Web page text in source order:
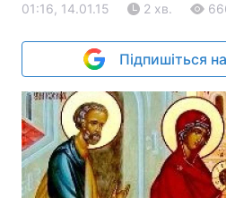
01:16, 14.01.15 2 хв.
Підпишіться